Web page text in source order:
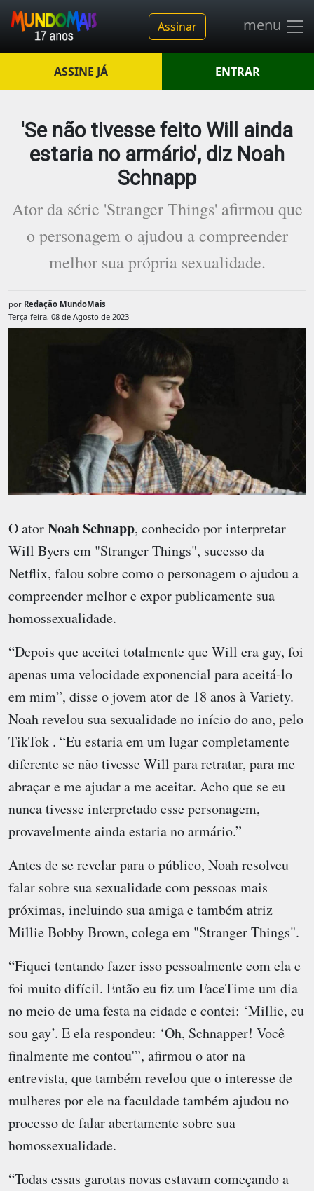
Assinar menu
ASSINE JÁ ENTRAR
'Se não tivesse feito Will ainda
estaria no armário', diz Noah
Schnapp
Ator da série 'Stranger Things' afirmou que
o personagem o ajudou a compreender
melhor sua própria sexualidade.
por Redação MundoMais
Terça-feira, 08 de Agosto de 2023
O atorNoah Schnapp, conhecido por interpretar
Will Byers em "Stranger Things", sucesso da
Netflix, falou sobre como o personagem o ajudou a
compreender melhor e expor publicamente sua
homossexualidade.
“Depois que aceitei totalmente que Will era gay, foi
apenas uma velocidade exponencial para aceitá-lo
em mim”, disse o jovem ator de 18 anos à Variety.
Noah revelou sua sexualidade no início do ano, pelo
TikTok . “Eu estaria em um lugar completamente
diferente se não tivesse Will para retratar, para me
abraçar e me ajudar a me aceitar. Acho que se eu
nunca tivesse interpretado esse personagem,
provavelmente ainda estaria no armário.”
Antes de se revelar para o público, Noah resolveu
falar sobre sua sexualidade com pessoas mais
próximas, incluindo sua amiga e também atriz
Millie Bobby Brown, colega em "Stranger Things".
“Fiquei tentando fazer isso pessoalmente com ela e
foi muito difícil. Então eu fiz um FaceTime um dia
no meio de uma festa na cidade e contei: ‘Millie, eu
sou gay’. E ela respondeu: ‘Oh, Schnapper! Você
finalmente me contou'”, afirmou o ator na
entrevista, que também revelou que o interesse de
mulheres por ele na faculdade também ajudou no
processo de falar abertamente sobre sua
homossexualidade.
“Todas essas garotas novas estavam começando a